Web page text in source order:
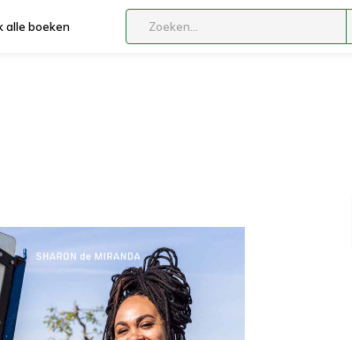
alle boeken